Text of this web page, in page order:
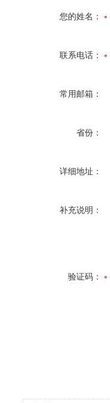
您的姓名：
联系电话：
常用邮箱：
省份：
详细地址：
补充说明：
验证码：